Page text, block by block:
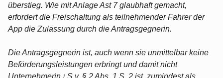
überstieg. Wie mit Anlage Ast 7 glaubhaft gemacht,
erfordert die Freischaltung als teilnehmender Fahrer der
App die Zulassung durch die Antragsgegnerin.
Die Antragsgegnerin ist, auch wenn sie unmittelbar keine
Beförderungsleistungen erbringt und damit nicht
Unternehmerin ¡.S.v. § 2 Abs. 1 S. 2 ist, zumindest als